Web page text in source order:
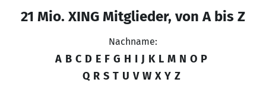
21 Mio. XING Mitglieder, von A bis Z
Nachname:
A B C D E F G H I J K L M N O P
Q R S T U V W X Y Z